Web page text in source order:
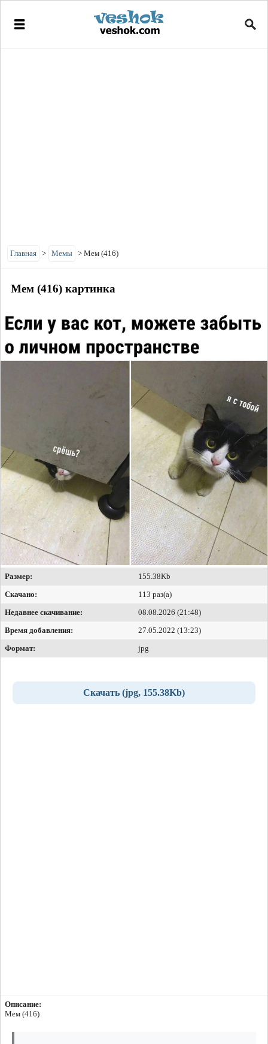
Главная > Мемы > Мем (416)
Мем (416) картинка
Размер:
155.38Kb
Скачано:
113 раз(а)
Недавнее скачивание:
08.08.2026 (21:48)
Время добавления:
27.05.2022 (13:23)
Формат:
jpg
Скачать (jpg, 155.38Kb)
Описание:
Мем (416)